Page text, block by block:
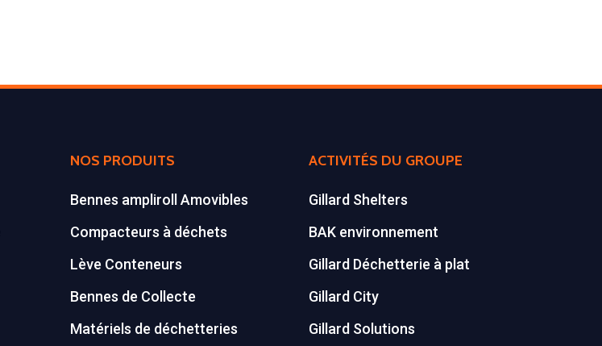
NOS PRODUITS
Bennes ampliroll Amovibles
Compacteurs à déchets
Lève Conteneurs
Bennes de Collecte
Matériels de déchetteries
ACTIVITÉS DU GROUPE
Gillard Shelters
BAK environnement
Gillard Déchetterie à plat
Gillard City
Gillard Solutions